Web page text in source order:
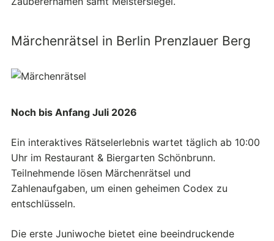
Märchenrätsel in Berlin Prenzlauer Berg
Noch bis Anfang Juli 2026
Ein interaktives Rätselerlebnis wartet täglich ab 10:00
Uhr im Restaurant & Biergarten Schönbrunn.
Teilnehmende lösen Märchenrätsel und
Zahlenaufgaben, um einen geheimen Codex zu
entschlüsseln.
Die erste Juniwoche bietet eine beeindruckende